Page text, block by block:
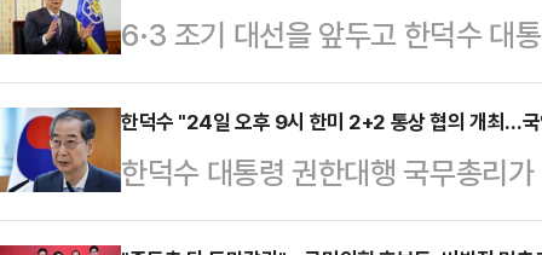
협의'를 개최한다"고 밝혔다.한 대
미…
발언한 것과 관련해 "대선 때는 지
와야 한다. 반대할 생각은 추호도
전 비상대책위원회의에서 "국민의
"잠시 당을 떠났던 분, 다른 정당에
받겠다. 대…
6·3 조기 대선을 앞두고 한덕수 대
는 '대통령 국민후보 추대위원회'(
다.국민추대위에는 손학규 전 민주
등이 핵심 멤버로 참여할 가능성이
일 오전 10시 30분 서울프레스센
한덕수 "24일 오후 9시 한미 2+2 통상 협의 개최…
한덕수 대통령 권한대행 국무총리
로 오전 8시, 최상목 경제부총리와